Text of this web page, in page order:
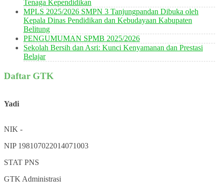
Tenaga Kependidikan
MPLS 2025/2026 SMPN 3 Tanjungpandan Dibuka oleh
Kepala Dinas Pendidikan dan Kebudayaan Kabupaten
Belitung
PENGUMUMAN SPMB 2025/2026
Sekolah Bersih dan Asri: Kunci Kenyamanan dan Prestasi
Belajar
Daftar GTK
Yadi
NIK -
NIP 198107022014071003
STAT PNS
GTK Administrasi